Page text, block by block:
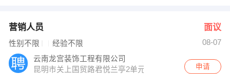
营销人员 面议
性别不限 经验不限
08-07
云南龙宫装饰工程有限公司
昆明市关上国贸路君悦兰亭2单元3层6号
申请